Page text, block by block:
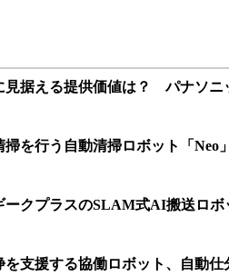
見据える提供価値は？ パナソニ
掃を行う自動清掃ロボット「Neo
ークプラスのSLAM式AI搬送ロ
支援する協働ロボット、自動仕